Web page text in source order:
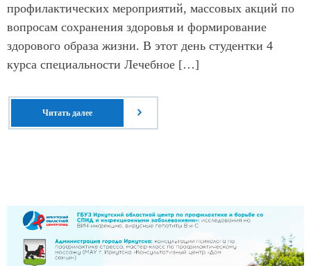
профилактических мероприятий, массовых акций по
вопросам сохранения здоровья и формирование
здорового образа жизни. В этот день студентки 4
курса специальности Лечебное […]
Читать далее